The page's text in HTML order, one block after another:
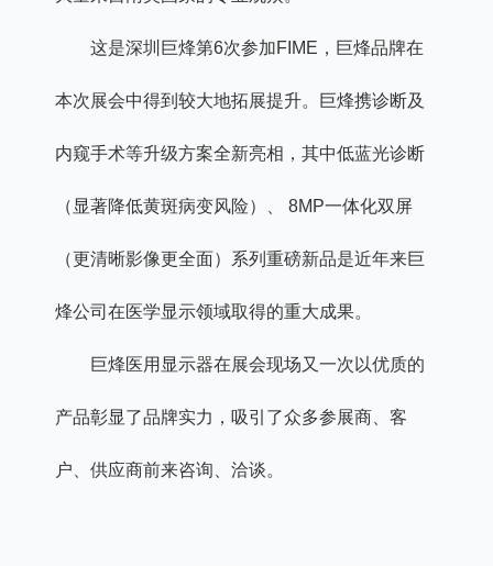
这是深圳巨烽第6次参加FIME，巨烽品牌在
本次展会中得到较大地拓展提升。巨烽携诊断及
内窥手术等升级方案全新亮相，其中低蓝光诊断
（显著降低黄斑病变风险）、 8MP一体化双屏
（更清晰影像更全面）系列重磅新品是近年来巨
烽公司在医学显示领域取得的重大成果。
巨烽医用显示器在展会现场又一次以优质的
产品彰显了品牌实力，吸引了众多参展商、客
户、供应商前来咨询、洽谈。